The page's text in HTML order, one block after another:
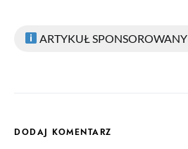
ARTYKUŁ SPONSOROWANY
DODAJ KOMENTARZ